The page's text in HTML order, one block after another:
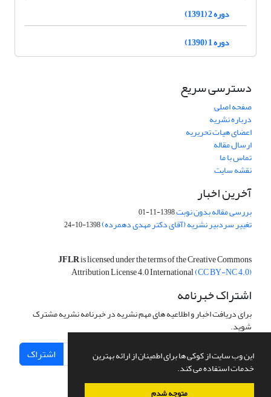
این وب سایت از کوکی ها برای اطمینان از ارائه بهترین
خدمات استفاده می کند.
متوجه شدم
دوره 2 (1391)
دوره 1 (1390)
دسترسی سریع
صفحه اصلی
درباره نشریه
اعضای هیات تحریریه
ارسال مقاله
تماس با ما
نقشه سایت
آخرین اخبار
بررسی مقاله بدون نوبت1398-11-01
تغییر سردبیر نشریه (آقای دکتر مهدی دهمرده)1398-10-24
JFLRis licensed under the terms of the Creative Commons
Attribution License 4.0 International(CC BY-NC 4.0)
اشتراک خبرنامه
برای دریافت اخبار و اطلاعیه های مهم نشریه در خبرنامه نشریه مشترک
شوید.
اشتراک